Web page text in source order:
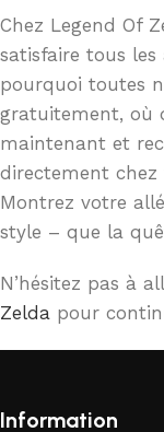
Chez Legend Of
satisfaire tous les
pourquoi toutes
gratuitement, où
maintenant et
directement chez
Montrez votre
style – que la
N’hésitez pas à
Zelda pour
Information